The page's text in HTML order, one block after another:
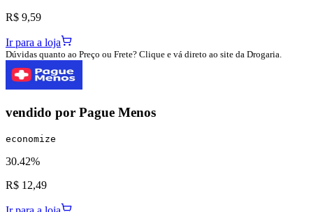
R$ 9,59
Ir para a loja
Dúvidas quanto ao Preço ou Frete? Clique e vá direto ao site da Drogaria.
vendido por Pague Menos
economize
30.42%
R$ 12,49